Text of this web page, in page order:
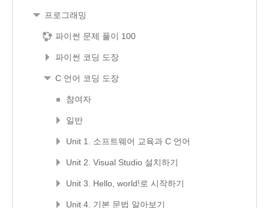
프로그래밍
파이썬 문제 풀이 100
파이썬 코딩 도장
C 언어 코딩 도장
참여자
일반
Unit 1. 소프트웨어 교육과 C 언어
Unit 2. Visual Studio 설치하기
Unit 3. Hello, world!로 시작하기
Unit 4. 기본 문법 알아보기